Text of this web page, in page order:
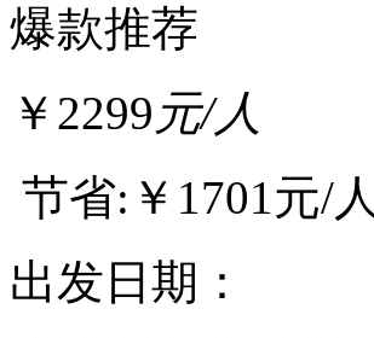
爆款推荐
￥ 2299 元/人
节省: ￥1701元/人
出发日期：